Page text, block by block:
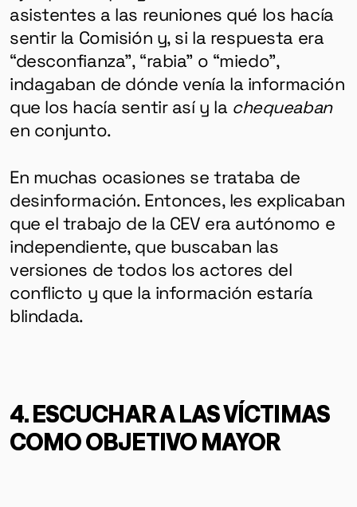
SALUD MENTAL
EMERGENCIA CLIMÁTICA
HERRAMIENTAS
SOBRE MUTANTE
DONACIONES
ESPECIALES
asistentes a las reuniones qué los hacía
sentir la Comisión y, si la respuesta era
“desconfianza”, “rabia” o “miedo”,
indagaban de dónde venía la información
que los hacía sentir así y la chequeaban
en conjunto.
En muchas ocasiones se trataba de
desinformación. Entonces, les explicaban
que el trabajo de la CEV era autónomo e
independiente, que buscaban las
versiones de todos los actores del
conflicto y que la información estaría
blindada.
4. ESCUCHAR A LAS VÍCTIMAS
COMO OBJETIVO MAYOR